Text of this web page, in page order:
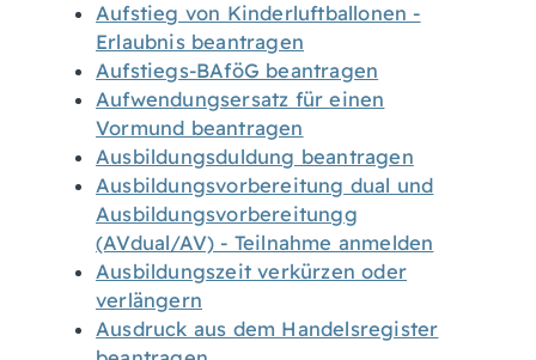
Aufstieg von Kinderluftballonen -
Erlaubnis beantragen
Aufstiegs-BAföG beantragen
Aufwendungsersatz für einen
Vormund beantragen
Ausbildungsduldung beantragen
Ausbildungsvorbereitung dual und
Ausbildungsvorbereitungg
(AVdual/AV) - Teilnahme anmelden
Ausbildungszeit verkürzen oder
verlängern
Ausdruck aus dem Handelsregister